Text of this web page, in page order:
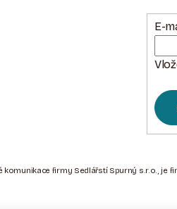
E-
firmy Sedlářstí Spurný s.r.o., je